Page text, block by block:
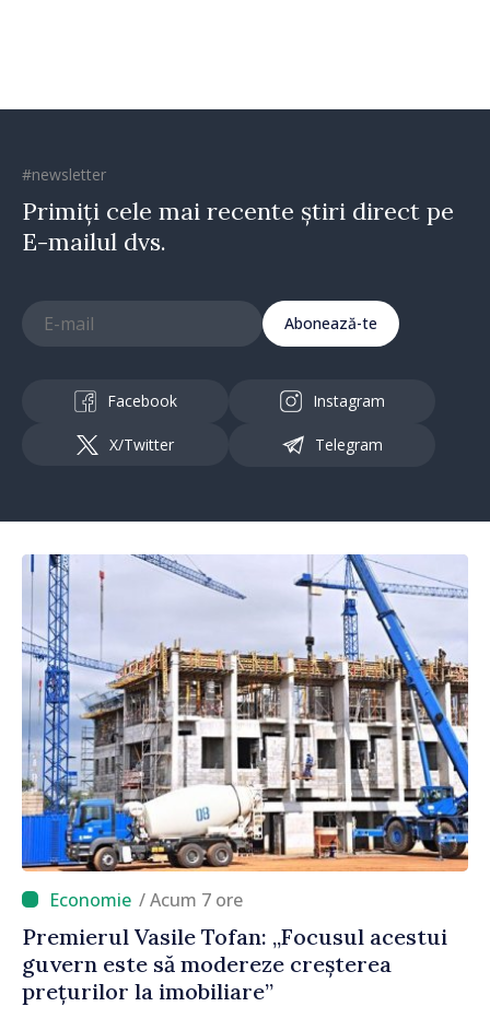
#newsletter
Primiți cele mai recente știri direct pe
E-mailul dvs.
Abonează-te
Facebook Instagram
X/Twitter Telegram
/ Acum 7 ore
Premierul Vasile Tofan: „Focusul acestui
guvern este să modereze creșterea
prețurilor la imobiliare”